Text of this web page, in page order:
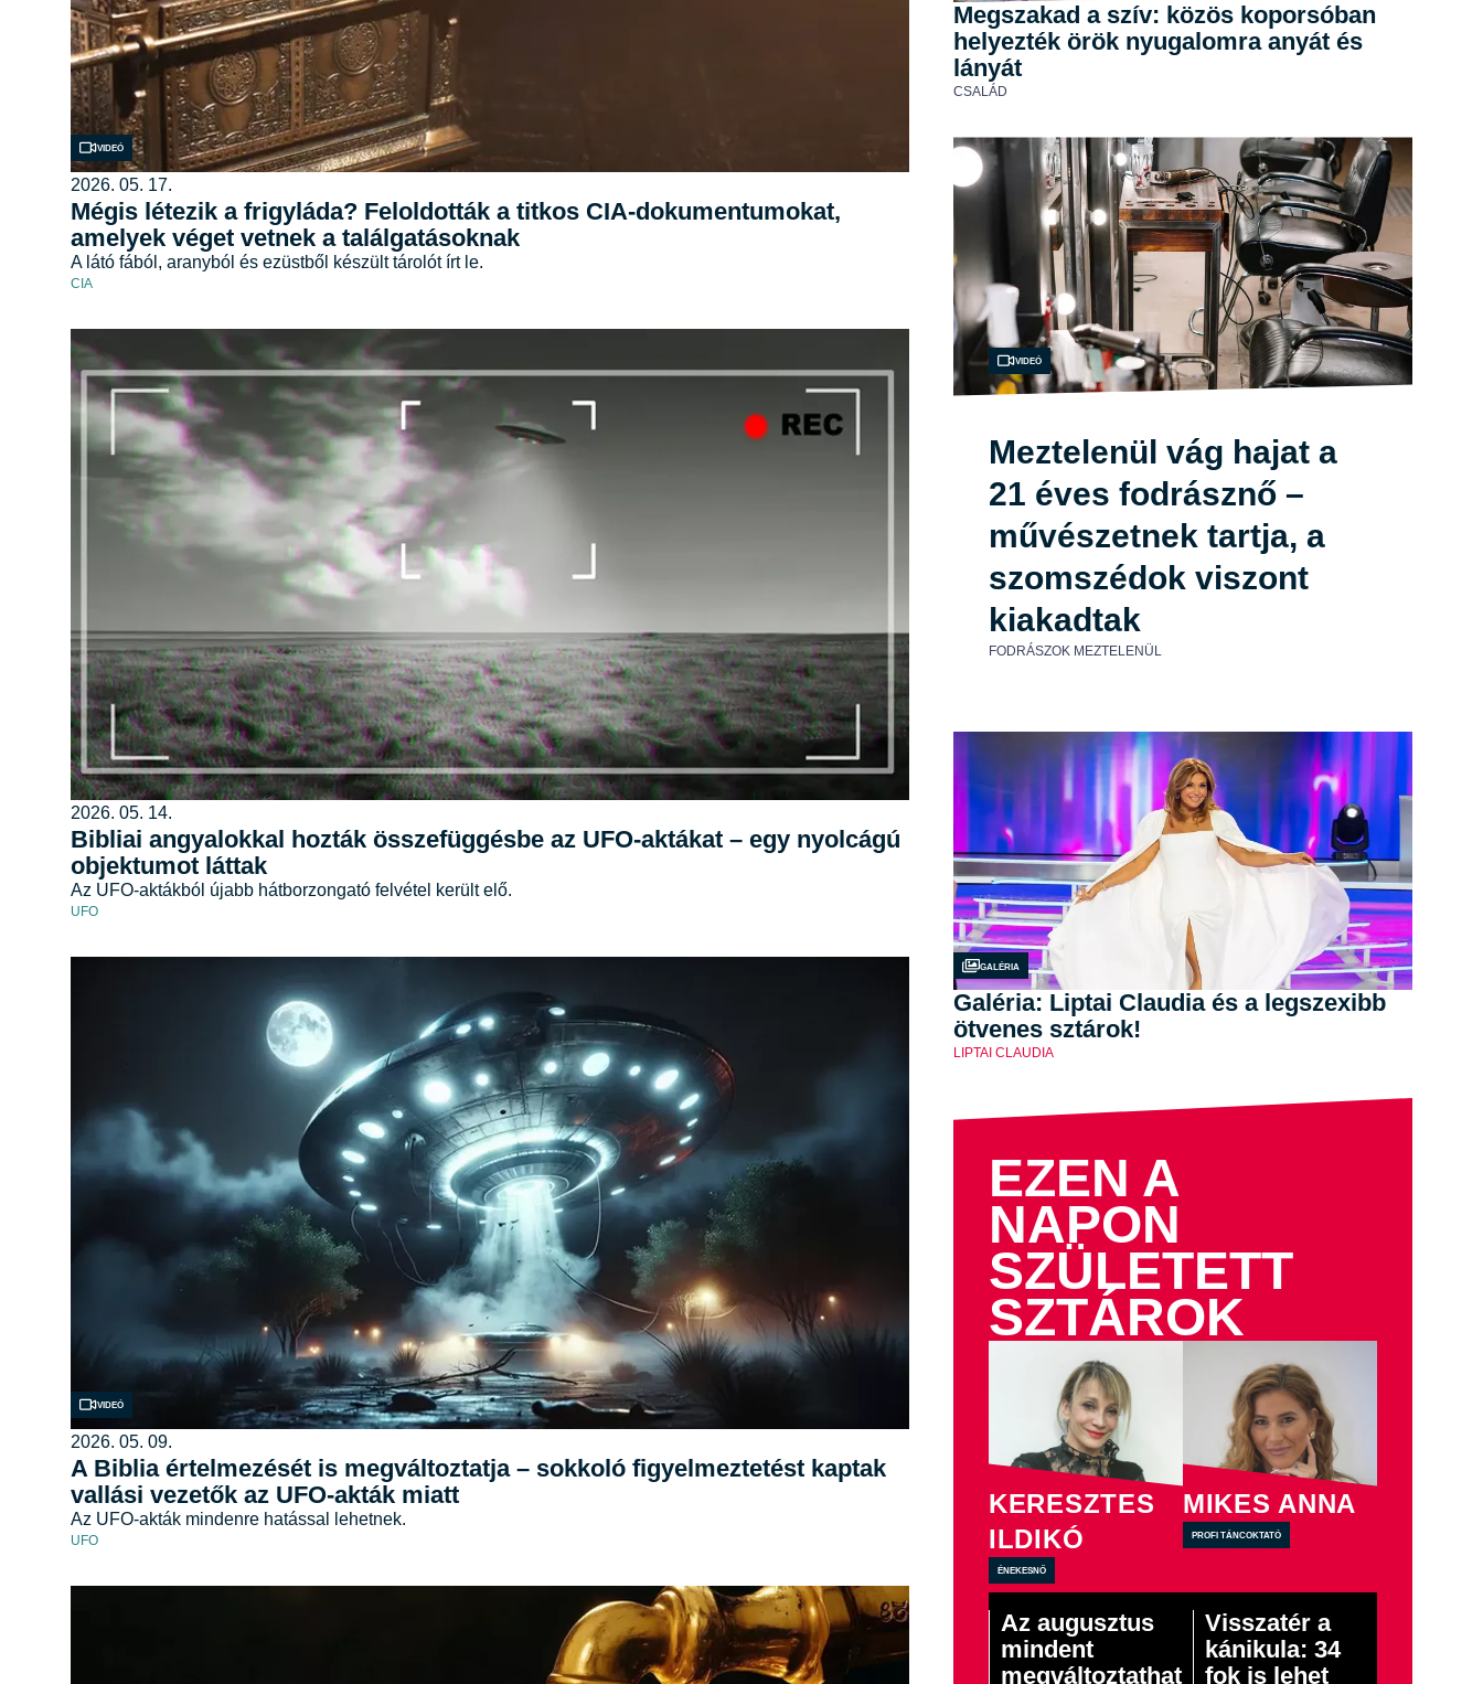
Videó
2026. 05. 17.
Mégis létezik a frigyláda? Feloldották a titkos CIA-dokumentumokat,
amelyek véget vetnek a találgatásoknak
A látó fából, aranyból és ezüstből készült tárolót írt le.
CIA
2026. 05. 14.
Bibliai angyalokkal hozták összefüggésbe az UFO-aktákat – egy nyolcágú
objektumot láttak
Az UFO-aktákból újabb hátborzongató felvétel került elő.
UFO
Videó
2026. 05. 09.
A Biblia értelmezését is megváltoztatja – sokkoló figyelmeztetést kaptak
vallási vezetők az UFO-akták miatt
Az UFO-akták mindenre hatással lehetnek.
UFO
Megszakad a szív: közös koporsóban
helyezték örök nyugalomra anyát és
lányát
CSALÁD
Videó
Meztelenül vág hajat a
21 éves fodrásznő –
művészetnek tartja, a
szomszédok viszont
kiakadtak
FODRÁSZOK MEZTELENÜL
Galéria
Galéria: Liptai Claudia és a legszexibb
ötvenes sztárok!
LIPTAI CLAUDIA
EZEN A
NAPON
SZÜLETETT
SZTÁROK
KERESZTES
ILDIKÓ
énekesnő
MIKES ANNA
profi táncoktató
Az augusztus
mindent
megváltoztathat
Visszatér a
kánikula: 34
fok is lehet